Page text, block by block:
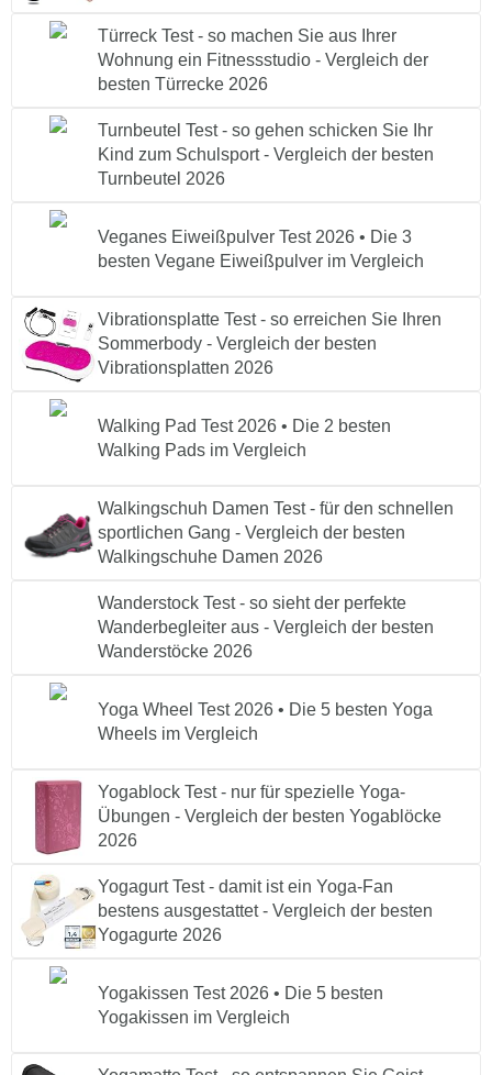
Türreck Test - so machen Sie aus Ihrer
Wohnung ein Fitnessstudio - Vergleich der
besten Türrecke 2026
Turnbeutel Test - so gehen schicken Sie Ihr
Kind zum Schulsport - Vergleich der besten
Turnbeutel 2026
Veganes Eiweißpulver Test 2026 • Die 3
besten Vegane Eiweißpulver im Vergleich
Vibrationsplatte Test - so erreichen Sie Ihren
Sommerbody - Vergleich der besten
Vibrationsplatten 2026
Walking Pad Test 2026 • Die 2 besten
Walking Pads im Vergleich
Walkingschuh Damen Test - für den schnellen
sportlichen Gang - Vergleich der besten
Walkingschuhe Damen 2026
Wanderstock Test - so sieht der perfekte
Wanderbegleiter aus - Vergleich der besten
Wanderstöcke 2026
Yoga Wheel Test 2026 • Die 5 besten Yoga
Wheels im Vergleich
Yogablock Test - nur für spezielle Yoga-
Übungen - Vergleich der besten Yogablöcke
2026
Yogagurt Test - damit ist ein Yoga-Fan
bestens ausgestattet - Vergleich der besten
Yogagurte 2026
Yogakissen Test 2026 • Die 5 besten
Yogakissen im Vergleich